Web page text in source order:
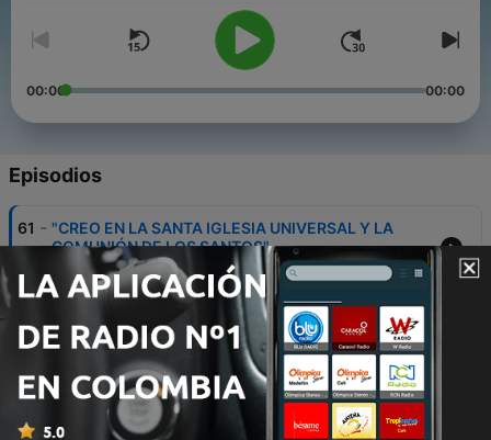
00:00 00:00
Episodios
61 - "CREO EN LA SANTA IGLESIA UNIVERSAL Y LA
COMUNIÓN DE LOS SANTOS"
12 oct. 2023
"CREO EN EL ESPIRITU SANTO"
12 oct. 2023
59 - "VENDRA A JUZGAR A VIVOS Y A MUERTOS"